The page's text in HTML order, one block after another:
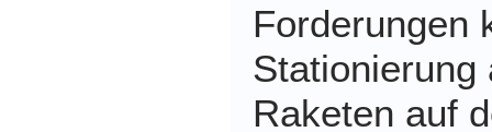
Forderungen
Stationierung
Raketen auf